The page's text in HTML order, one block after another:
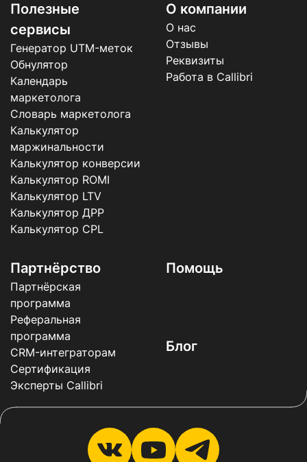
Полезные
сервисы
Генератор UTM-меток
Обнулятор
Календарь
маркетолога
Словарь маркетолога
Калькулятор
маржинальности
Калькулятор конверсии
Калькулятор ROMI
Калькулятор LTV
Калькулятор ДРР
Калькулятор CPL
Блог
Помощь
О компании
О нас
Отзывы
Реквизиты
Работа в Callibri
Партнёрство
Партнёрская
программа
Реферальная
программа
CRM-интеграторам
Сертификация
Эксперты Callibri